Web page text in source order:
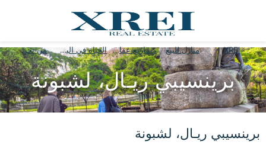
XREI منازل للبيع مشاريع عقارية الحياة في البرتغال من نحن
برينسيبي ريـال، لشبونة
برينسيبي ريـال، لشبونة